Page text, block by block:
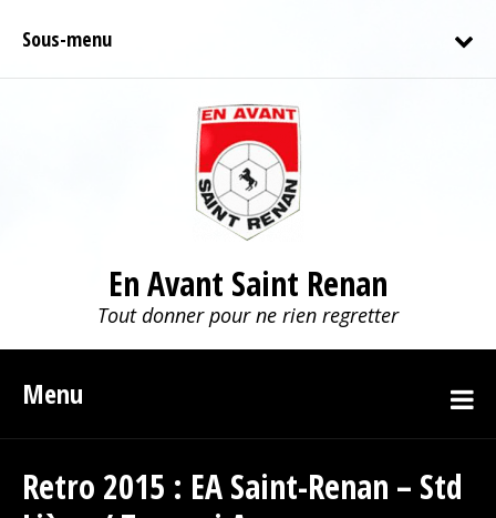
Sous-menu
En Avant Saint Renan
Tout donner pour ne rien regretter
Menu
Retro 2015 : EA Saint-Renan – Std